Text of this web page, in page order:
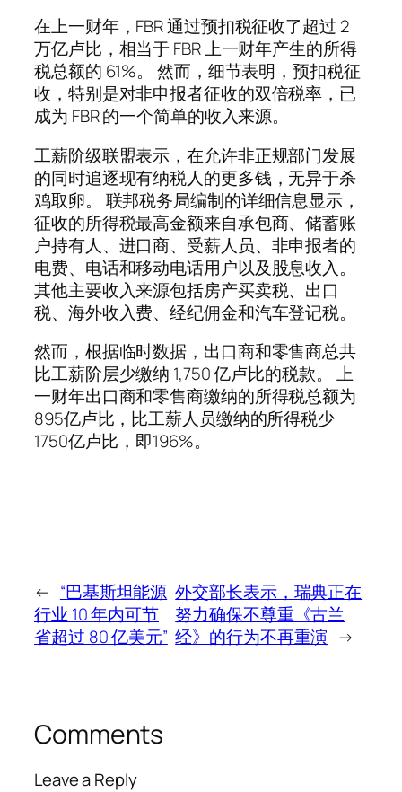
在上一财年，FBR 通过预扣税征收了超过 2
万亿卢比，相当于 FBR 上一财年产生的所得
税总额的 61%。 然而，细节表明，预扣税征
收，特别是对非申报者征收的双倍税率，已
成为 FBR 的一个简单的收入来源。
工薪阶级联盟表示，在允许非正规部门发展
的同时追逐现有纳税人的更多钱，无异于杀
鸡取卵。 联邦税务局编制的详细信息显示，
征收的所得税最高金额来自承包商、储蓄账
户持有人、进口商、受薪人员、非申报者的
电费、电话和移动电话用户以及股息收入。
其他主要收入来源包括房产买卖税、出口
税、海外收入费、经纪佣金和汽车登记税。
然而，根据临时数据，出口商和零售商总共
比工薪阶层少缴纳 1,750 亿卢比的税款。 上
一财年出口商和零售商缴纳的所得税总额为
895亿卢比，比工薪人员缴纳的所得税少
1750亿卢比，即196%。
← “巴基斯坦能源
行业 10 年内可节
省超过 80 亿美元”
外交部长表示，瑞典正在
努力确保不尊重《古兰
经》的行为不再重演 →
Comments
Leave a Reply